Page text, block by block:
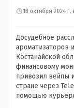
18 октября 2024 г.
Досудебное
ароматизаторов
Костанайской
финансовому
привозил вейпы
стране через
помощью